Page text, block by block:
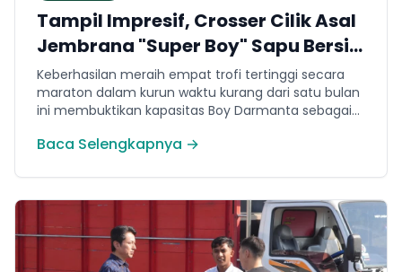
Tampil Impresif, Crosser Cilik Asal
Jembrana "Super Boy" Sapu Bersih
4 Gelar Juara Motocross 50cc di
Jawa
Keberhasilan meraih empat trofi tertinggi secara
maraton dalam kurun waktu kurang dari satu bulan
ini membuktikan kapasitas Boy Darmanta sebagai
dimiliki Jembrana di kancah motocross nasional
Baca Selengkapnya →